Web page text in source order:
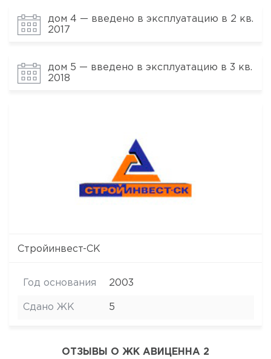
дом 4 — введено в эксплуатацию в 2 кв.
2017
дом 5 — введено в эксплуатацию в 3 кв.
2018
Стройинвест-СК
Год основания 2003
Сдано ЖК 5
ОТЗЫВЫ О ЖК АВИЦЕННА 2